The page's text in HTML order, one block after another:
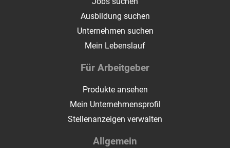
Ausbildung suchen
Unternehmen suchen
Mein Lebenslauf
Für Arbeitgeber
Produkte ansehen
Mein Unternehmensprofil
Stellenanzeigen verwalten
Allgemein